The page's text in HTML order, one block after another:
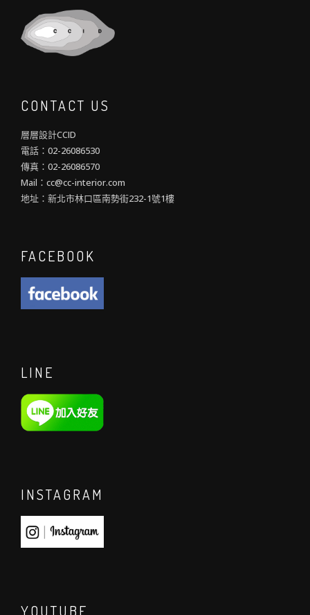
CONTACT US
層層設計CCID
電話：02-26086530
傳真：02-26086570
Mail：cc@cc-interior.com
地址：新北市林口區南勢街232-1號1樓
FACEBOOK
LINE
INSTAGRAM
YOUTUBE